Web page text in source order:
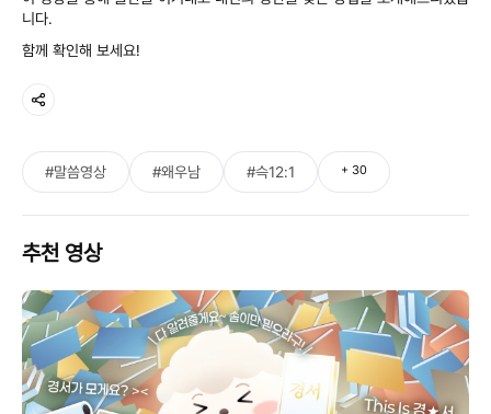
니다.
함께 확인해 보세요!
#말씀영상 #왜우남 #슥12:1 + 30
추천 영상